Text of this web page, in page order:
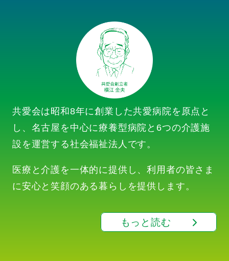
共愛会は昭和8年に創業した共愛病院を原点と
し、名古屋を中心に療養型病院と6つの介護施
設を運営する社会福祉法人です。
医療と介護を一体的に提供し、利用者の皆さま
に安心と笑顔のある暮らしを提供します。
もっと読む